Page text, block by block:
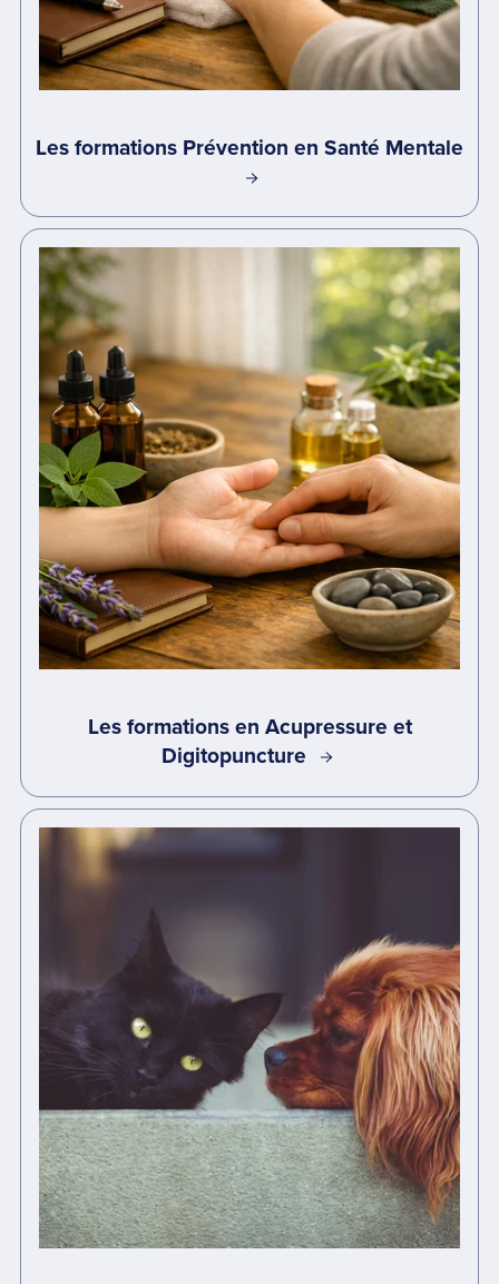
Les formations Prévention en Santé Mentale
Les formations en Acupressure et
Digitopuncture